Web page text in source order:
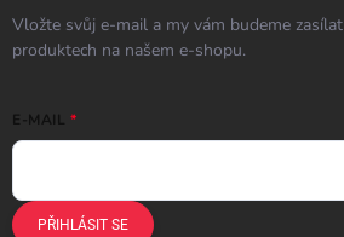
Vložte svůj e-mail a my vám budeme
produktech na našem e-shopu.
E-MAIL
PŘIHLÁSIT SE